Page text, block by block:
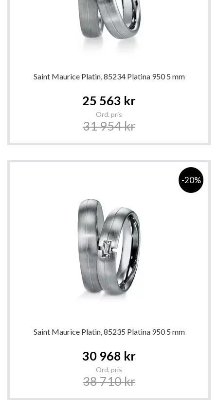
Saint Maurice Platin, 85234 Platina 950 5 mm
25 563 kr
Ord. pris
31 954 kr
-20%
Saint Maurice Platin, 85235 Platina 950 5 mm
30 968 kr
Ord. pris
38 710 kr